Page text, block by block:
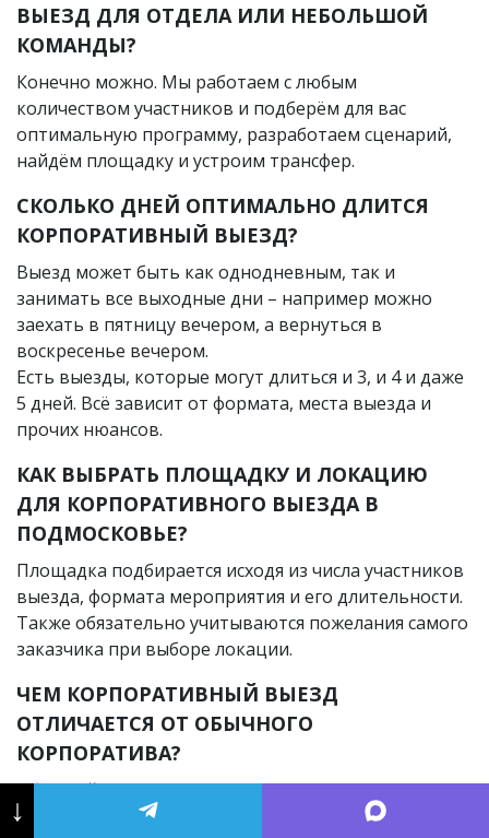
ВЫЕЗД ДЛЯ ОТДЕЛА ИЛИ НЕБОЛЬШОЙ
КОМАНДЫ?
Конечно можно. Мы работаем с любым
количеством участников и подберём для вас
оптимальную программу, разработаем сценарий,
найдём площадку и устроим трансфер.
СКОЛЬКО ДНЕЙ ОПТИМАЛЬНО ДЛИТСЯ
КОРПОРАТИВНЫЙ ВЫЕЗД?
Выезд может быть как однодневным, так и
занимать все выходные дни – например можно
заехать в пятницу вечером, а вернуться в
воскресенье вечером.
Есть выезды, которые могут длиться и 3, и 4 и даже
5 дней. Всё зависит от формата, места выезда и
прочих нюансов.
КАК ВЫБРАТЬ ПЛОЩАДКУ И ЛОКАЦИЮ
ДЛЯ КОРПОРАТИВНОГО ВЫЕЗДА В
ПОДМОСКОВЬЕ?
Площадка подбирается исходя из числа участников
выезда, формата мероприятия и его длительности.
Также обязательно учитываются пожелания самого
заказчика при выборе локации.
ЧЕМ КОРПОРАТИВНЫЙ ВЫЕЗД
ОТЛИЧАЕТСЯ ОТ ОБЫЧНОГО
КОРПОРАТИВА?
Обычный корпоратив – это праздник, застолье со
смехом, шутками, конкурсами и различными шоу.
↓